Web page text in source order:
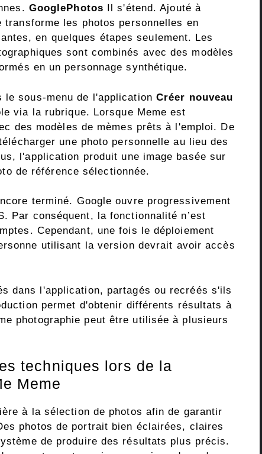
GooglePhotos Il s'étend. Ajouté à
transforme les photos personnelles en
en quelques étapes seulement. Les
sont combinés avec des modèles
en un personnage synthétique.
le sous-menu de l'application Créer nouveau
via la rubrique. Lorsque Meme est
des modèles de mèmes prêts à l'emploi. De
une photo personnelle au lieu des
l'application produit une image basée sur
de référence sélectionnée.
terminé. Google ouvre progressivement
Par conséquent, la fonctionnalité n’est
Cependant, une fois le déploiement
utilisant la version devrait avoir accès
dans l'application, partagés ou recréés s'ils
permet d'obtenir différents résultats à
photographie peut être utilisée à plusieurs
techniques lors de la
Meme
à la sélection de photos afin de garantir
photos de portrait bien éclairées, claires
de produire des résultats plus précis.